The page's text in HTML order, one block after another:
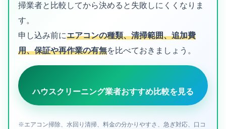
掃業者と比較してから決めると失敗しにくくなりま
す。
申し込み前にエアコンの種類、清掃範囲、追加費
用、保証や再作業の有無を比べておきましょう。
ハウスクリーニング業者おすすめ比較を見る
※エアコン掃除、水回り清掃、料金の分かりやすさ、急ぎ対応、口コ